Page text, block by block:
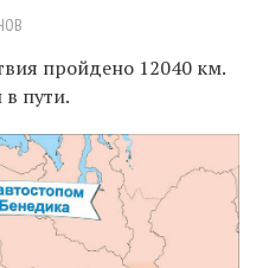
пройдено 12040 км.
пути.